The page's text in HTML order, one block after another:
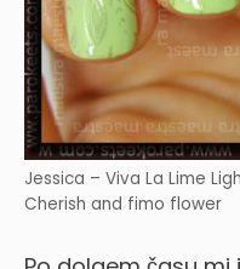
Jessica – Viva La Lime
Cherish and fimo flower